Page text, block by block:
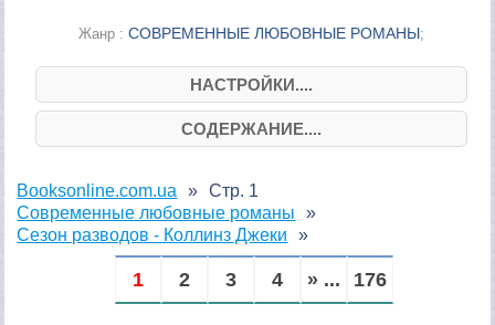
Жанр : СОВРЕМЕННЫЕ ЛЮБОВНЫЕ РОМАНЫ;
НАСТРОЙКИ....
СОДЕРЖАНИЕ....
Booksonline.com.ua
Современные любовные романы
Сезон разводов - Коллинз Джеки
Стр. 1
1 2 3 4 » ... 176